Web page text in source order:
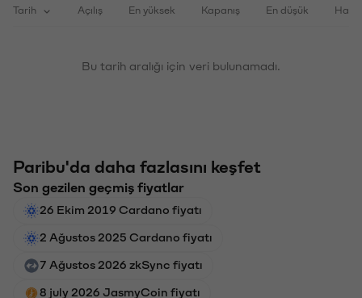
Tarih Açılış En yüksek Kapanış En düşük
Bu tarih aralığı için veri bulunamadı.
Paribu'da daha fazlasını keşfet
Son gezilen geçmiş fiyatlar
26 Ekim 2019 Cardano fiyatı
2 Ağustos 2025 Cardano fiyatı
7 Ağustos 2026 zkSync fiyatı
8 july 2026 JasmyCoin fiyatı